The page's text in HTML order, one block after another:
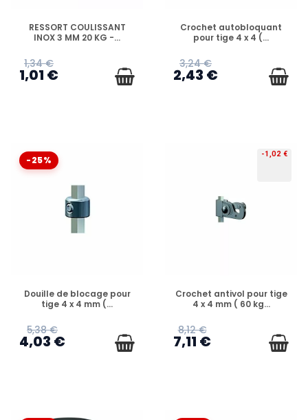
EN STOCK
RESSORT COULISSANT
INOX 3 MM 20 KG -...
1,34 €
1,01 €
EN STOCK
Crochet autobloquant
pour tige 4 x 4 (...
3,24 €
2,43 €
-25%
EN STOCK
Douille de blocage pour
tige 4 x 4 mm (...
5,38 €
4,03 €
-1,02 €
EN STOCK
Crochet antivol pour tige
4 x 4 mm ( 60 kg...
8,12 €
7,11 €